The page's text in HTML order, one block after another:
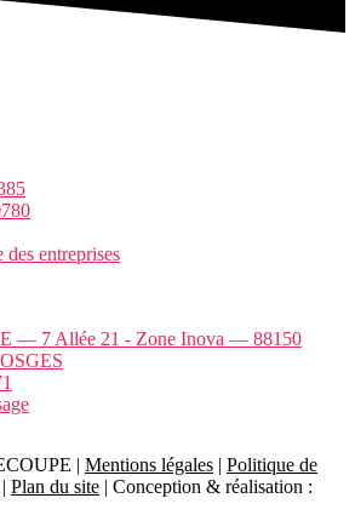
des entreprises
— 7 Allée 21 - Zone Inova — 88150
| Mentions légales | Politique de
| Plan du site | Conception & réalisation :